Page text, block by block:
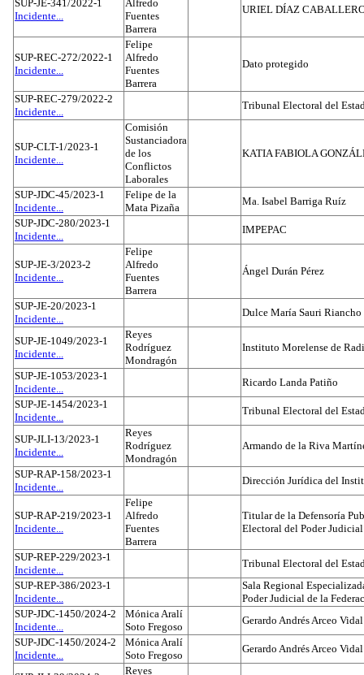
SUP-JE-341/2022-1
Incidente...
Alfredo
Fuentes
Barrera
URIEL DÍAZ
SUP-REC-272/2022-1
Incidente...
Felipe
Alfredo
Fuentes
Barrera
Dato protegido
SUP-REC-279/2022-2
Incidente...
Tribunal Electoral del
SUP-CLT-1/2023-1
Incidente...
Comisión
Sustanciadora
de los
Conflictos
Laborales
KATIA FABIOLA
SUP-JDC-45/2023-1
Incidente...
Felipe de la
Mata Pizaña
Ma. Isabel Barriga Ruíz
SUP-JDC-280/2023-1
Incidente...
IMPEPAC
SUP-JE-3/2023-2
Incidente...
Felipe
Alfredo
Fuentes
Barrera
Ángel Durán Pérez
SUP-JE-20/2023-1
Incidente...
Dulce María Sauri
SUP-JE-1049/2023-1
Incidente...
Reyes
Rodríguez
Mondragón
Instituto Morelense de
SUP-JE-1053/2023-1
Incidente...
Ricardo Landa Patiño
SUP-JE-1454/2023-1
Incidente...
Tribunal Electoral del
SUP-JLI-13/2023-1
Incidente...
Reyes
Rodríguez
Mondragón
Armando de la Riva
SUP-RAP-158/2023-1
Incidente...
Dirección Jurídica del
SUP-RAP-219/2023-1
Incidente...
Felipe
Alfredo
Fuentes
Barrera
Titular de la Defensoría
Electoral del Poder
SUP-REP-229/2023-1
Incidente...
Tribunal Electoral del
SUP-REP-386/2023-1
Incidente...
Sala Regional
Poder Judicial de la
SUP-JDC-1450/2024-2
Incidente...
Mónica Aralí
Soto Fregoso
Gerardo Andrés Arceo Vidal
SUP-JDC-1450/2024-2
Incidente...
Mónica Aralí
Soto Fregoso
Gerardo Andrés Arceo Vidal
Reyes